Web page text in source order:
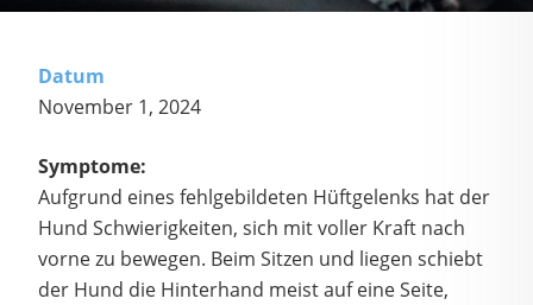
Datum
November 1, 2024
Symptome:
Aufgrund eines fehlgebildeten Hüftgelenks hat der
Hund Schwierigkeiten, sich mit voller Kraft nach
vorne zu bewegen. Beim Sitzen und liegen schiebt
der Hund die Hinterhand meist auf eine Seite,